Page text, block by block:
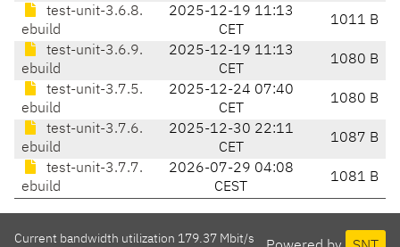
test-unit-3.6.8.
ebuild
2025-12-19 11:13
CET
1011 B
test-unit-3.6.9.
ebuild
2025-12-19 11:13
CET
1080 B
test-unit-3.7.5.
ebuild
2025-12-24 07:40
CET
1080 B
test-unit-3.7.6.
ebuild
2025-12-30 22:11
CET
1087 B
test-unit-3.7.7.
ebuild
2026-07-29 04:08
CEST
1081 B
Current bandwidth utilization 179.37 Mbit/s